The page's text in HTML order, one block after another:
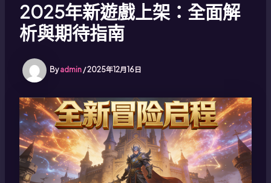
2025年新遊戲上架：全面解
析與期待指南
Byadmin/2025年12月16日